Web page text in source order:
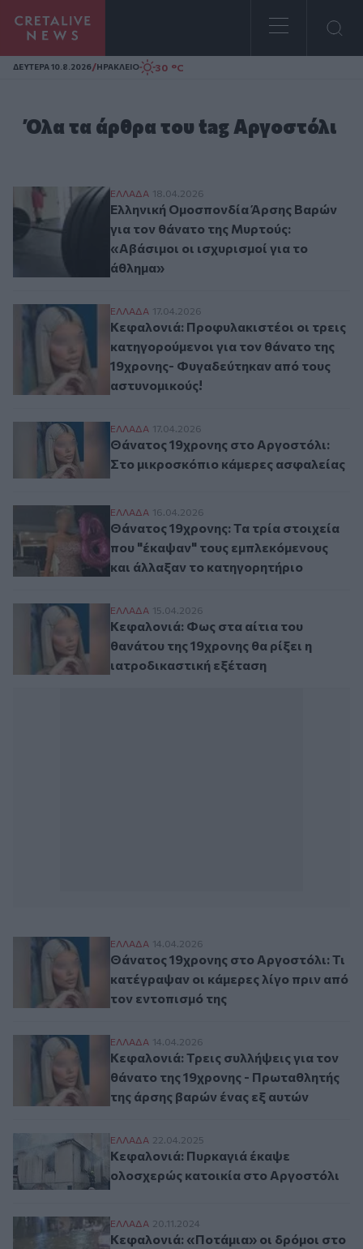
Homepage
ΔΕΥΤΕΡΑ 10.8.2026/ΗΡΑΚΛΕΙΟ 30 °C
Όλα τα άρθρα του tag Αργοστόλι
Ελληνική Ομοσπονδία Άρσης Βαρών για
ΕΛΛAΔΑ 18.04.2026
Ελληνική Ομοσπονδία Άρσης Βαρών
για τον θάνατο της Μυρτούς:
«Αβάσιμοι οι ισχυρισμοί για το
άθλημα»
Κεφαλονιά: Προφυλακιστέοι οι τρεις
ΕΛΛAΔΑ 17.04.2026
Κεφαλονιά: Προφυλακιστέοι οι τρεις
κατηγορούμενοι για τον θάνατο της
19χρονης- Φυγαδεύτηκαν από τους
αστυνομικούς!
Θάνατος 19χρονης στο Αργοστόλι: Στο
ΕΛΛAΔΑ 17.04.2026
Θάνατος 19χρονης στο Αργοστόλι:
Στο μικροσκόπιο κάμερες ασφαλείας
Θάνατος 19χρονης: Τα τρία στοιχεία
ΕΛΛAΔΑ 16.04.2026
Θάνατος 19χρονης: Τα τρία στοιχεία
που "έκαψαν" τους εμπλεκόμενους
και άλλαξαν το κατηγορητήριο
Κεφαλονιά: Φως στα αίτια του θανάτου
ΕΛΛAΔΑ 15.04.2026
Κεφαλονιά: Φως στα αίτια του
θανάτου της 19χρονης θα ρίξει η
ιατροδικαστική εξέταση
Θάνατος 19χρονης στο Αργοστόλι: Τι
ΕΛΛAΔΑ 14.04.2026
Θάνατος 19χρονης στο Αργοστόλι: Τι
κατέγραψαν οι κάμερες λίγο πριν από
τον εντοπισμό της
Κεφαλονιά: Τρεις συλλήψεις για τον
ΕΛΛAΔΑ 14.04.2026
Κεφαλονιά: Τρεις συλλήψεις για τον
θάνατο της 19χρονης - Πρωταθλητής
της άρσης βαρών ένας εξ αυτών
Κεφαλονιά: Πυρκαγιά έκαψε ολοσχερώς
ΕΛΛAΔΑ 22.04.2025
Κεφαλονιά: Πυρκαγιά έκαψε
ολοσχερώς κατοικία στο Αργοστόλι
Κεφαλονιά: «Ποτάμια» οι δρόμοι στο
ΕΛΛAΔΑ 20.11.2024
Κεφαλονιά: «Ποτάμια» οι δρόμοι στο